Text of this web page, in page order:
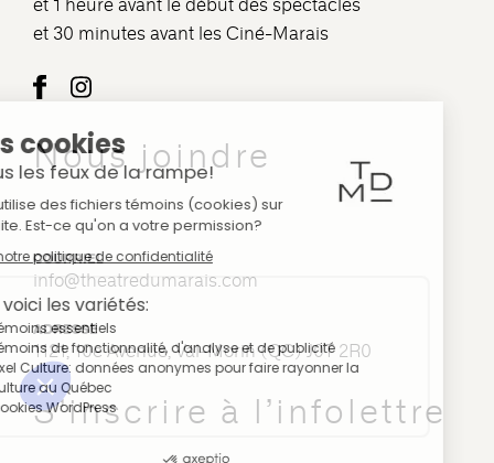
et 1 heure avant le début des spectacles
et 30 minutes avant les Ciné-Marais
Nous joindre
COURRIEL
info@theatredumarais.com
ADRESSE
1121, 10e Avenue, Val-Morin (QC) J0T 2R0
S’inscrire à l’infolettre